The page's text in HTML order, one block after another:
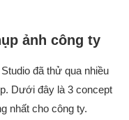
ảnh công ty
đã thử qua nhiều
Dưới đây là 3 concept
nhất cho công ty.